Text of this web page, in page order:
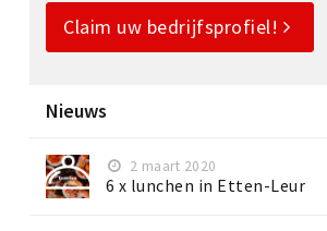
Claim uw bedrijfsprofiel!
Nieuws
2 maart 2020
6 x lunchen in Etten-Leur